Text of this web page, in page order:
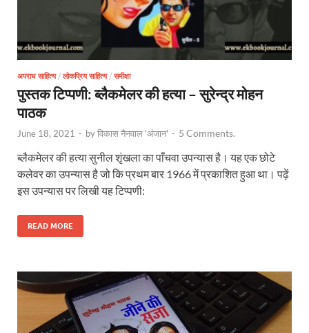
अपराध साहित्य/ लोकप्रिय साहित्य/ समीक्षा
पुस्तक टिप्पणी: ब्लैकमेलर की हत्या – सुरेन्द्र मोहन
पाठक
June 18, 2021 - byविकास नैनवाल 'अंजान' - 5 Comments.
ब्लैकमेलर की हत्या सुनील शृंखला का पाँचवा उपन्यास है। यह एक छोटे
कलेवर का उपन्यास है जो कि प्रथम बार 1966 में प्रकाशित हुआ था। पढ़ें
इस उपन्यास पर लिखी यह टिप्पणी:
READ MORE